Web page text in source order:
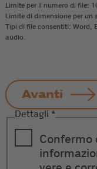
Limite per il numero di file:
Limite di dimensione per un
Tipi di file consentiti: Word,
audio.
Avanti
Dettagli *
Confermo